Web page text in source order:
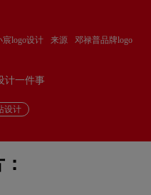
宸logo设计 来源 邓禄普品牌logo
计一件事
设计